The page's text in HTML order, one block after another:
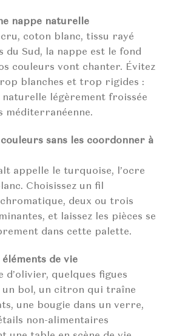
nappe naturelle
coton blanc, tissu rayé
du Sud, la nappe est le fond
couleurs vont chanter. Évitez
blanches et trop rigides :
légèrement froissée
méditerranéenne.
sans les coordonner à
appelle le turquoise, l’ocre
Choisissez un fil
deux ou trois
et laissez les pièces se
dans cette palette.
éléments de vie
d’olivier, quelques figues
un bol, un citron qui traîne
une bougie dans un verre,
non-alimentaires